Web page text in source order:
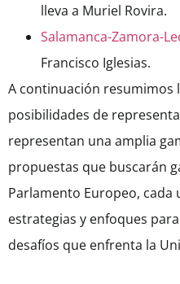
lleva a Muriel Rovira.
Salamanca-Zamora-
Francisco Iglesias.
A continuación resumimos
posibilidades de
representan una amplia
propuestas que buscarán
Parlamento Europeo, cada
estrategias y enfoques
desafíos que enfrenta la